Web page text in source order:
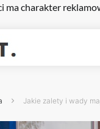
ma charakter
Jakie zalety i wady